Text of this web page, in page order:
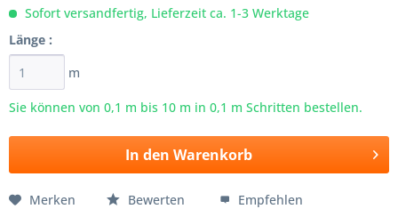
Sofort versandfertig, Lieferzeit ca. 1-3 Werktage
Länge :
m
Sie können von 0,1 m bis 10 m in 0,1 m Schritten bestellen.
In den Warenkorb
Merken Bewerten Empfehlen